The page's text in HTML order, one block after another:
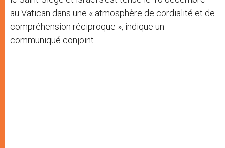
au Vatican dans une « atmosphère de cordialité et de
compréhension réciproque », indique un
communiqué conjoint.